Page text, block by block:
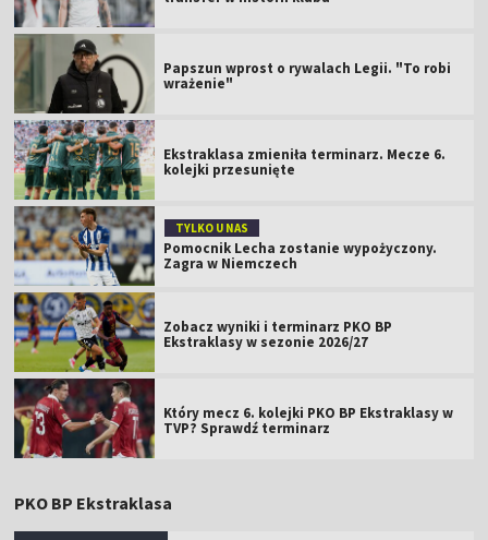
Papszun wprost o rywalach Legii. "To robi
wrażenie"
Ekstraklasa zmieniła terminarz. Mecze 6.
kolejki przesunięte
TYLKO U NAS
Pomocnik Lecha zostanie wypożyczony.
Zagra w Niemczech
Zobacz wyniki i terminarz PKO BP
Ekstraklasy w sezonie 2026/27
Który mecz 6. kolejki PKO BP Ekstraklasy w
TVP? Sprawdź terminarz
PKO BP Ekstraklasa